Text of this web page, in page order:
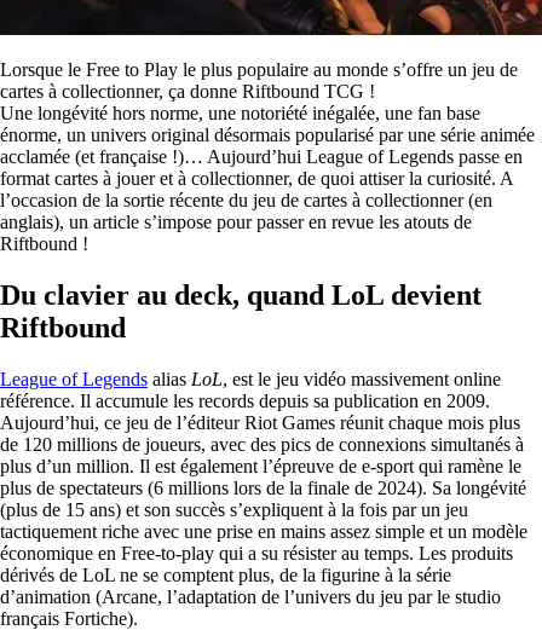
Lorsque le Free to Play le plus populaire au monde s’offre un jeu de
cartes à collectionner, ça donne Riftbound TCG !
Une longévité hors norme, une notoriété inégalée, une fan base
énorme, un univers original désormais popularisé par une série animée
acclamée (et française !)… Aujourd’hui League of Legends passe en
format cartes à jouer et à collectionner, de quoi attiser la curiosité. A
l’occasion de la sortie récente du jeu de cartes à collectionner (en
anglais), un article s’impose pour passer en revue les atouts de
Riftbound !
Du clavier au deck, quand LoL devient
Riftbound
League of Legends alias LoL, est le jeu vidéo massivement online
référence. Il accumule les records depuis sa publication en 2009.
Aujourd’hui, ce jeu de l’éditeur Riot Games réunit chaque mois plus
de 120 millions de joueurs, avec des pics de connexions simultanés à
plus d’un million. Il est également l’épreuve de e-sport qui ramène le
plus de spectateurs (6 millions lors de la finale de 2024). Sa longévité
(plus de 15 ans) et son succès s’expliquent à la fois par un jeu
tactiquement riche avec une prise en mains assez simple et un modèle
économique en Free-to-play qui a su résister au temps. Les produits
dérivés de LoL ne se comptent plus, de la figurine à la série
d’animation (Arcane, l’adaptation de l’univers du jeu par le studio
français Fortiche).